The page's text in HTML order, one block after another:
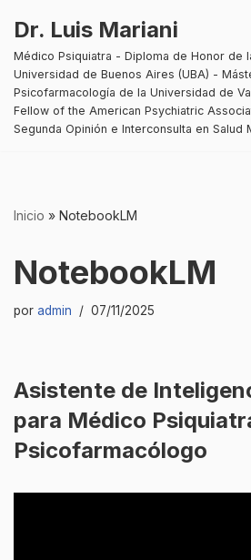
Saltar
al
contenido
Dr. Luis Mariani
Médico Psiquiatra - Diploma de Honor de
Universidad de Buenos Aires (UBA) -
Psicofarmacología de la Universidad de
Fellow of the American Psychiatric
Segunda Opinión e Interconsulta en Salud
Inicio » NotebookLM
NotebookLM
por admin 07/11/2025
Asistente de
para Médico
Psicofarmacólogo